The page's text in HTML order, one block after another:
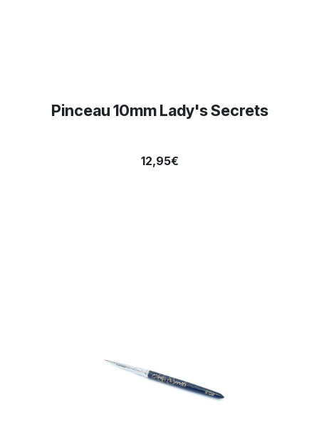
Pinceau 10mm Lady's Secrets
12,95€